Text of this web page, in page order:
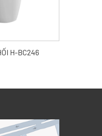
H-BC246